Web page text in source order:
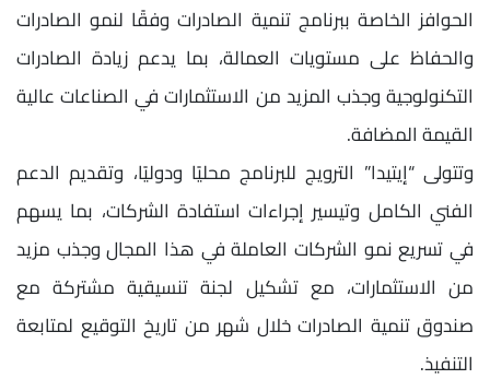
الحوافز الخاصة ببرنامج تنمية الصادرات وفقًا لنمو الصادرات
والحفاظ على مستويات العمالة، بما يدعم زيادة الصادرات
التكنولوجية وجذب المزيد من الاستثمارات في الصناعات عالية
القيمة المضافة.
وتتولى “إيتيدا” الترويج للبرنامج محليًا ودوليًا، وتقديم الدعم
الفني الكامل وتيسير إجراءات استفادة الشركات، بما يسهم
في تسريع نمو الشركات العاملة في هذا المجال وجذب مزيد
من الاستثمارات، مع تشكيل لجنة تنسيقية مشتركة مع
صندوق تنمية الصادرات خلال شهر من تاريخ التوقيع لمتابعة
التنفيذ.